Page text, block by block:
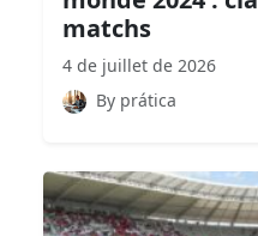
matchs
4 de juillet de 2026
By prática